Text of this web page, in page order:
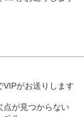
がお送りします
点が見つからない